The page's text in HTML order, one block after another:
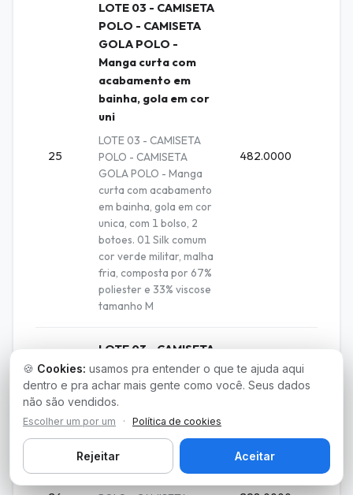
25
LOTE 03 - CAMISETA
POLO - CAMISETA
GOLA POLO -
Manga curta com
acabamento em
bainha, gola em cor
uni
LOTE 03 - CAMISETA
POLO - CAMISETA
GOLA POLO - Manga
curta com acabamento
em bainha, gola em cor
unica, com 1 bolso, 2
botoes. 01 Silk comum
cor verde militar, malha
fria, composta por 67%
poliester e 33% viscose
tamanho M
482.0000
LOTE 03 - CAMISETA
POLO - CAMISETA
GOLA POLO -
Manga curta com
acabamento em
bainha, gola em cor
uni
🍪 Cookies: usamos pra entender o que te ajuda aqui
dentro e pra achar mais gente como você. Seus dados
não são vendidos.
Escolher um por um · Política de cookies
Rejeitar Aceitar